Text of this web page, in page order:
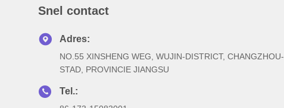
Snel contact
Adres:
NO.55 XINSHENG WEG, WUJIN-DISTRICT, CHANGZHOU-
STAD, PROVINCIE JIANGSU
Tel.: